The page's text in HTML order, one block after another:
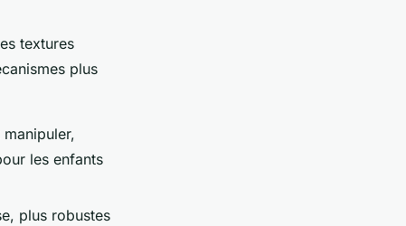
textures
plus
les enfants
plus robustes